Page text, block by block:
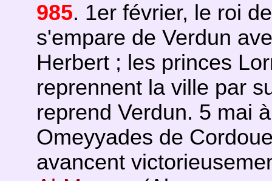
985. 1er février, le roi
s'empare de Verdun
Herbert ; les princes
reprennent la ville par
reprend Verdun. 5 mai
Omeyyades de
avancent